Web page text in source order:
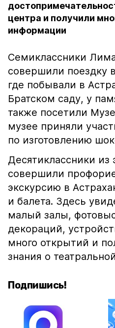
центра и получили
информации
Семиклассники
совершили поездку
где побывали в
Братском саду, у
также посетили
музее приняли
по изготовлению
Десятиклассники
совершили
экскурсию в
и балета. Здесь
малый залы,
декораций,
много открытий и
знания о
Подпишись!